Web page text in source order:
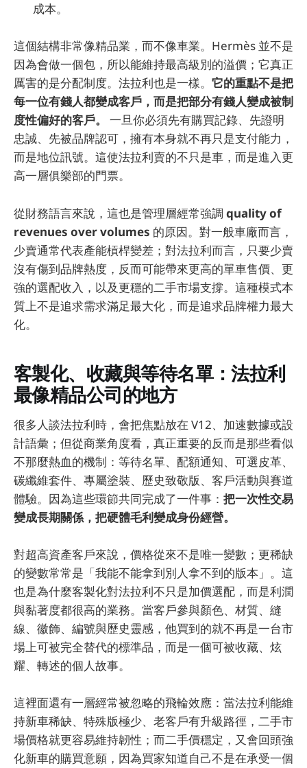
成本。
這個結構非常像精品業，而不像車業。Hermès 並不是
因為會做一個包，所以能維持最高級別的溢價；它真正
厲害的是分配制度。法拉利也是一樣。 它的重點不是把
每一位有錢人都變成客戶，而是把部分有錢人變成被制
度性偏好的客戶。
一旦你必須先有購買記錄、先證明
忠誠、先被品牌認可，擁有本身就不再只是支付能力，
而是地位訊號。這使法拉利賣的不只是車，而是進入更
高一層俱樂部的門票。
從財務語言來說，這也是管理層經常強調 quality of
revenues over volumes 的原因。對一般車廠而言，
少賣通常代表產能槓桿變差；對法拉利而言，只要少賣
沒有傷到品牌熱度，反而可能帶來更高的單車售價、更
強的選配收入，以及更穩的二手市場支撐。這種模式本
質上不是追求需求滿足最大化，而是追求品牌權力最大
化。
客製化、收藏與等待名單：法拉利
最像精品公司的地方
很多人談法拉利時，會把焦點放在 V12、加速數據或設
計語彙；但從商業角度看，真正重要的反而是那些看似
不那麼熱血的機制：等待名單、配額通知、可選皮革、
碳纖維套件、專屬塗裝、歷史致敬版、客戶活動與賽道
體驗。因為這些環節共同完成了一件事： 把一次性交易
變成長期關係，把硬體毛利變成身份經營。
對超高資產客戶來說，價格從來不是唯一變數；更稀缺
的變數常常是「我能不能拿到別人拿不到的版本」。這
也是為什麼客製化對法拉利不只是加價選配，而是利潤
與黏著度都很高的業務。當客戶參與顏色、材質、縫
線、徽飾、編號與歷史靈感，他買到的就不再是一台市
場上可被完全替代的標準品，而是一個可被收藏、炫
耀、轉述的個人故事。
這裡面還有一層經常被忽略的飛輪效應：當法拉利能維
持新車稀缺、特殊版極少、老客戶有升級路徑，二手市
場價格就更容易維持韌性；而二手價穩定，又會回頭強
化新車的購買意願，因為買家知道自己不是在承受一個